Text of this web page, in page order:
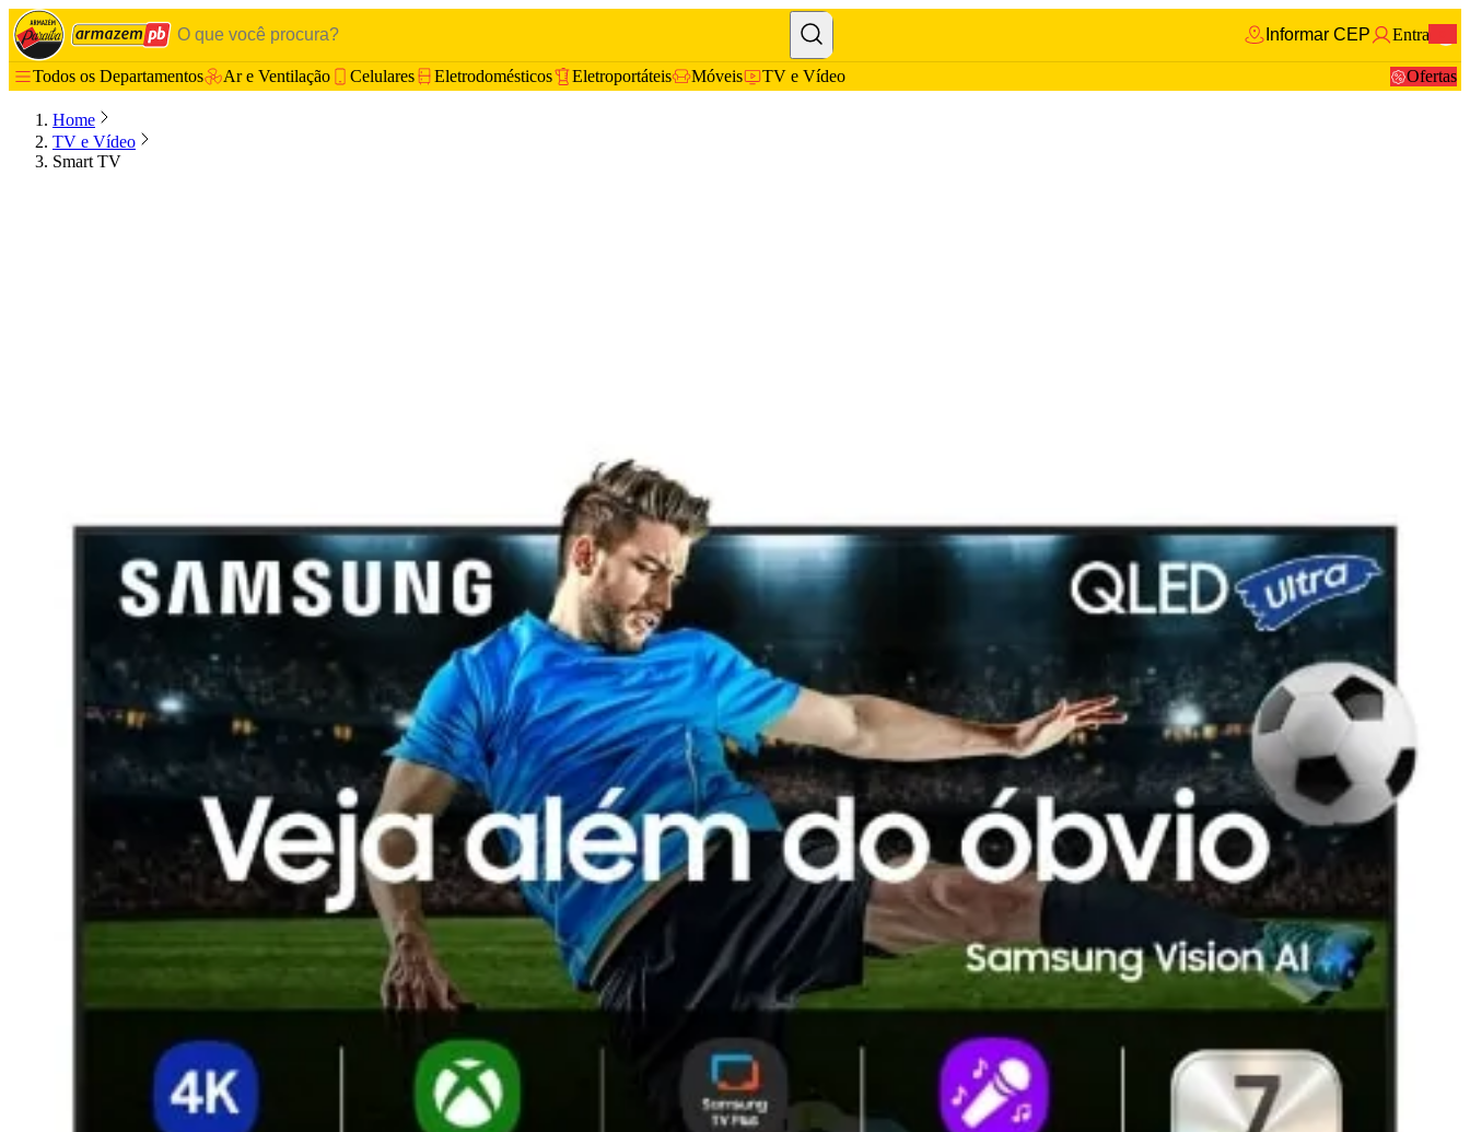
Informar CEP Entrar
Todos os Departamentos Ar e Ventilação Celulares Eletrodomésticos Eletroportáteis Móveis TV e Vídeo Ofertas
Home
TV e Vídeo
Smart TV